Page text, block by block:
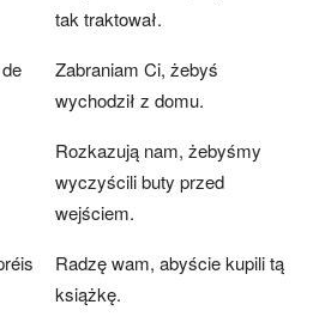
tak traktował.
Zabraniam Ci, żebyś
wychodził z domu.
Rozkazują nam, żebyśmy
wyczyścili buty przed
wejściem.
Radzę wam, abyście kupili tą
książkę.